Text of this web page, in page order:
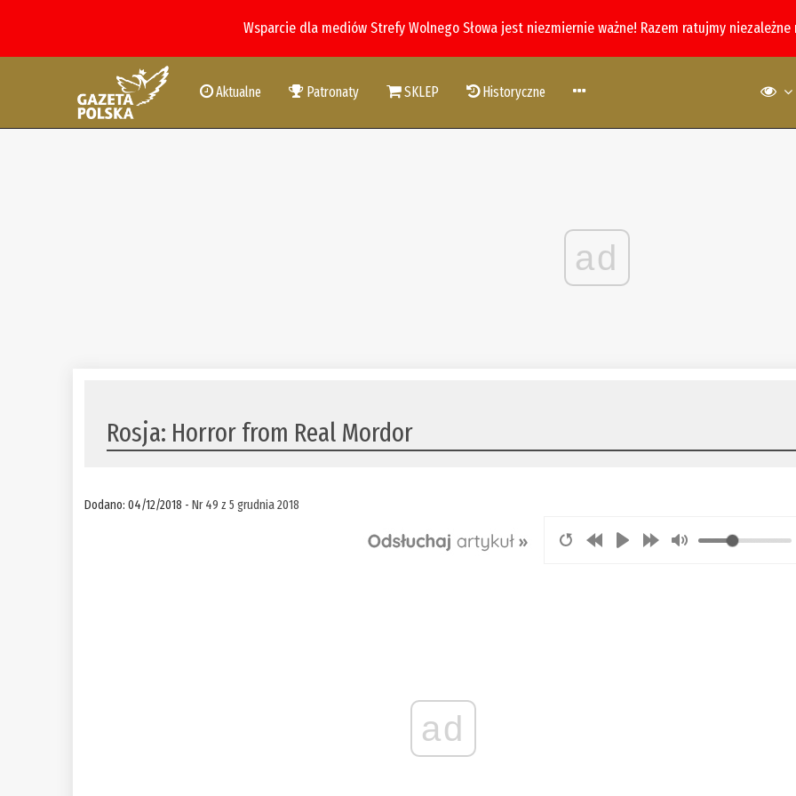
Wsparcie dla mediów Strefy Wolnego Słowa jest niezmiernie ważne! Razem ratujmy
Aktualne Patronaty SKLEP Historyczne
ad
Rosja: Horror from Real Mordor
Dodano: 04/12/2018 -Nr 49 z 5 grudnia 2018
ad